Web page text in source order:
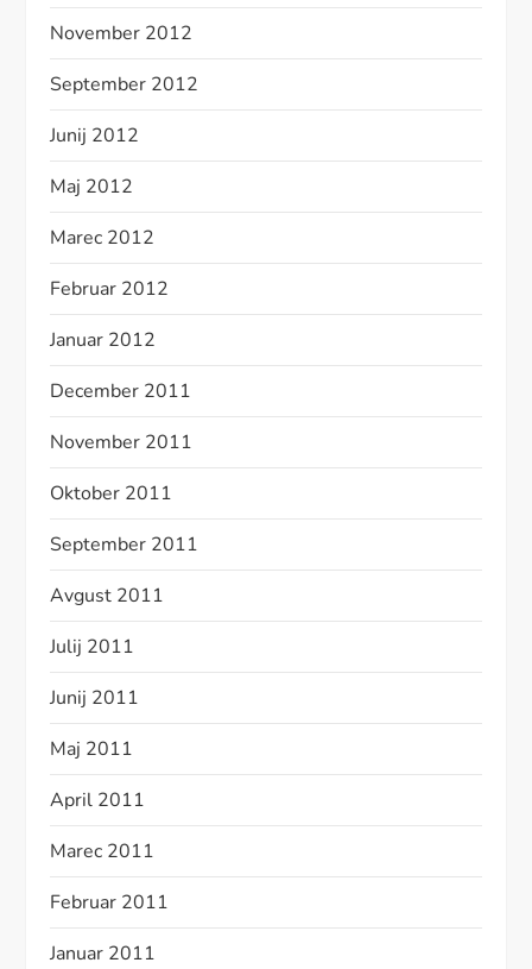
November 2012
September 2012
Junij 2012
Maj 2012
Marec 2012
Februar 2012
Januar 2012
December 2011
November 2011
Oktober 2011
September 2011
Avgust 2011
Julij 2011
Junij 2011
Maj 2011
April 2011
Marec 2011
Februar 2011
Januar 2011